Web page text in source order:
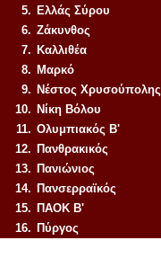
5. Ελλάς Σύρου
6. Ζάκυνθος
7. Καλλιθέα
8. Μαρκό
9. Νέστος Χρυσούπολης
10. Νίκη Βόλου
11. Ολυμπιακός Β'
12. Πανθρακικός
13. Πανιώνιος
14. Πανσερραϊκός
15. ΠΑΟΚ Β'
16. Πύργος